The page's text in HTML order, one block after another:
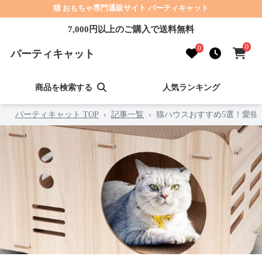
猫 おもちゃ専門通販サイト パーティキャット
7,000円以上のご購入で送料無料
パーティキャット 0 0
商品を検索する 人気ランキング
パーティキャット TOP › 記事一覧 › 猫ハウスおすすめ5選！愛